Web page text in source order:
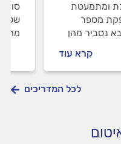
ומתמעטת
מספר
נסביר מהן
קרא עוד
מה
לכל המדריכים